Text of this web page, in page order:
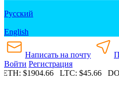
Русский
English
Написать на почту
Войти Регистрация
$1904.66LTC:$45.66